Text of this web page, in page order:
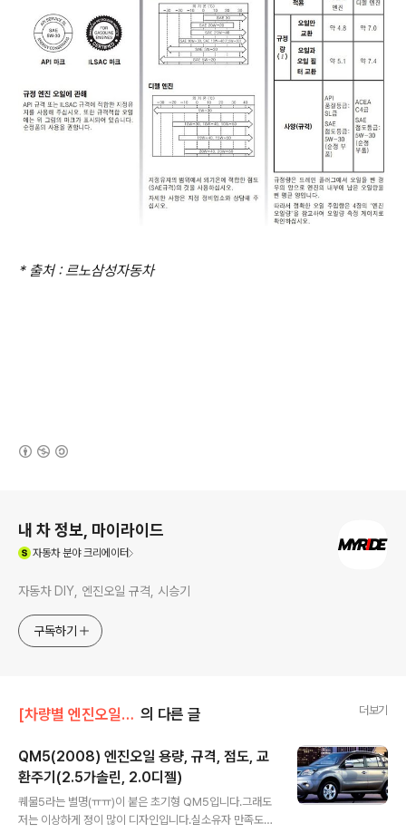
* 출처 : 르노삼성자동차
내 차 정보, 마이라이드
자동차분야 크리에이터
자동차 DIY, 엔진오일 규격, 시승기
구독하기
[차량별 엔진오일 정보]/르노삼성 엔진오일 의 다른 글 더보기
QM5(2008) 엔진오일 용량, 규격, 점도, 교
환주기(2.5가솔린, 2.0디젤)
퀘물5라는 별명(ㅠㅠ)이 붙은 초기형 QM5입니다.그래도
저는 이상하게 정이 많이 디자인입니다.실소유자 만족도가